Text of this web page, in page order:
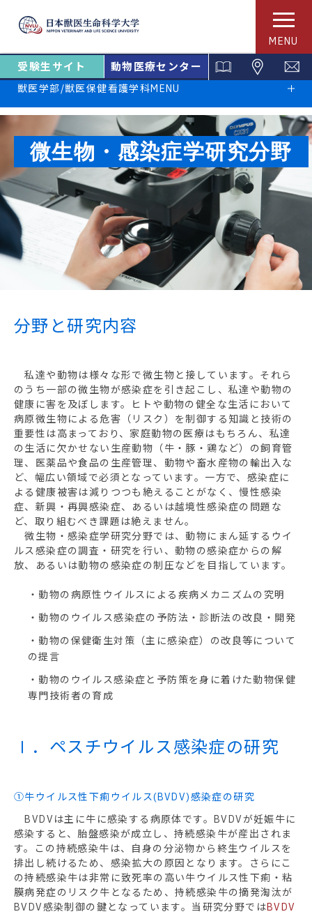
MENU
受験生サイト 動物医療センター
微生物・感染症学研究分野
獣医学部/獣医保健看護学科MENU
分野と研究内容
私達や動物は様々な形で微生物と接しています。それら
のうち一部の微生物が感染症を引き起こし、私達や動物の
健康に害を及ぼします。ヒトや動物の健全な生活において
病原微生物による危害（リスク）を制御する知識と技術の
重要性は高まっており、家庭動物の医療はもちろん、私達
の生活に欠かせない生産動物（牛・豚・鶏など）の飼育管
理、医薬品や食品の生産管理、動物や畜水産物の輸出入な
ど、幅広い領域で必須となっています。一方で、感染症に
よる健康被害は減りつつも絶えることがなく、慢性感染
症、新興・再興感染症、あるいは越境性感染症の問題な
ど、取り組むべき課題は絶えません。
微生物・感染症学研究分野では、動物にまん延するウイ
ルス感染症の調査・研究を行い、動物の感染症からの解
放、あるいは動物の感染症の制圧などを目指しています。
・動物の病原性ウイルスによる疾病メカニズムの究明
・動物のウイルス感染症の予防法・診断法の改良・開発
・動物の保健衛生対策（主に感染症）の改良等について
の提言
・動物のウイルス感染症と予防策を身に着けた動物保健
専門技術者の育成
Ⅰ．ペスチウイルス感染症の研究
①牛ウイルス性下痢ウイルス(BVDV)感染症の研究
BVDVは主に牛に感染する病原体です。BVDVが妊娠牛に
感染すると、胎盤感染が成立し、持続感染牛が産出されま
す。この持続感染牛は、自身の分泌物から終生ウイルスを
排出し続けるため、感染拡大の原因となります。さらにこ
の持続感染牛は非常に致死率の高い牛ウイルス性下痢・粘
膜病発症のリスク牛となるため、持続感染牛の摘発淘汰が
BVDV感染制御の鍵となっています。当研究分野ではBVDV